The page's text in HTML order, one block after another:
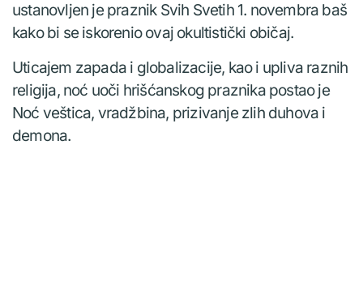
ustanovljen je praznik Svih Svetih 1. novembra baš
kako bi se iskorenio ovaj okultistički običaj.
Uticajem zapada i globalizacije, kao i upliva raznih
religija, noć uoči hrišćanskog praznika postao je
Noć veštica, vradžbina, prizivanje zlih duhova i
demona.